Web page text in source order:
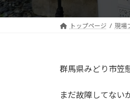
トップページ 現場
群馬県みどり市笠
まだ故障してない